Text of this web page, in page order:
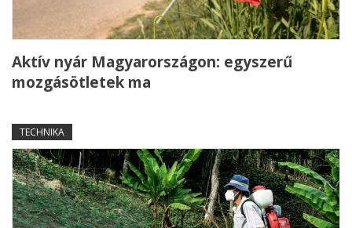
Aktív nyár Magyarországon: egyszerű
mozgásötletek ma
TECHNIKA